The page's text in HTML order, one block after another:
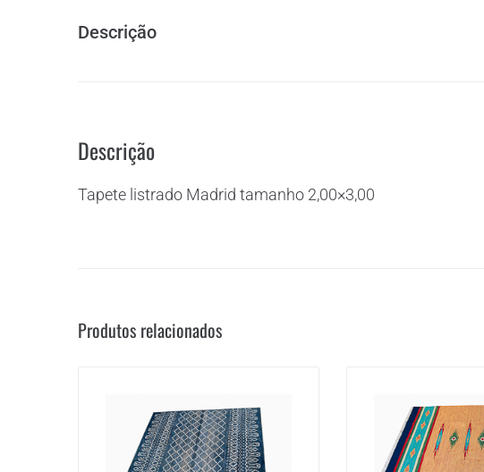
Descrição
Descrição
Tapete listrado Madrid tamanho 2,00×3,00
Produtos relacionados